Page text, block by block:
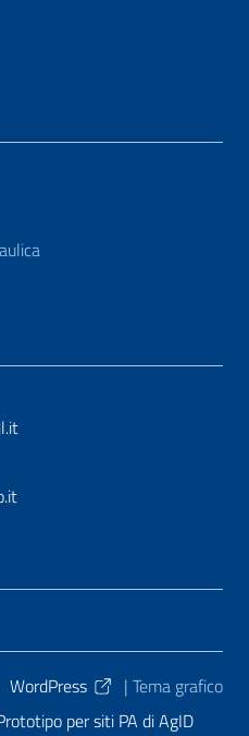
WordPress | Tema grafico
per siti PA di AgID